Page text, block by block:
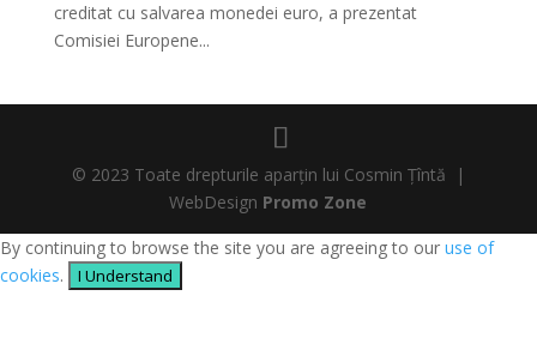
creditat cu salvarea monedei euro, a prezentat
Comisiei Europene...
© 2023 Toate drepturile aparțin lui Cosmin Țîntă |
WebDesign Promo Zone
By continuing to browse the site you are agreeing to our use of
cookies. I Understand